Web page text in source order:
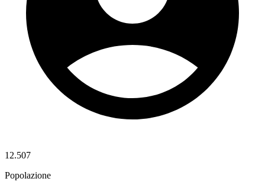
12.507
Popolazione